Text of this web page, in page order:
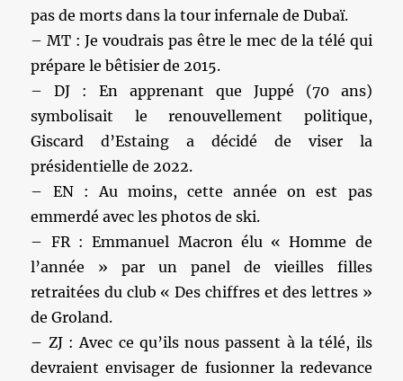
pas de morts dans la tour infernale de Dubaï.
– MT : Je voudrais pas être le mec de la télé qui
prépare le bêtisier de 2015.
– DJ : En apprenant que Juppé (70 ans)
symbolisait le renouvellement politique,
Giscard d’Estaing a décidé de viser la
présidentielle de 2022.
– EN : Au moins, cette année on est pas
emmerdé avec les photos de ski.
– FR : Emmanuel Macron élu « Homme de
l’année » par un panel de vieilles filles
retraitées du club « Des chiffres et des lettres »
de Groland.
– ZJ : Avec ce qu’ils nous passent à la télé, ils
devraient envisager de fusionner la redevance